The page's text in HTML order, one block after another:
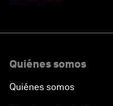
Quiénes somos
Quiénes somos